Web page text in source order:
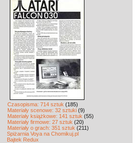
Czasopisma: 714 sztuk (185)
Materiały scenowe: 32 sztuki (9)
Materiały książkowe: 141 sztuk (55)
Materiały firmowe: 27 sztuk (20)
Materiały o grach: 351 sztuk (211)
Spiżarnia Voya na Chomikuj.pl
Bajtek Redux